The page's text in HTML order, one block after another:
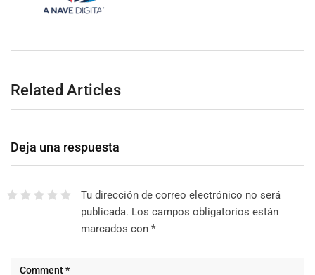
Related Articles
Deja una respuesta
Tu dirección de correo electrónico no será
publicada. Los campos obligatorios están
marcados con *